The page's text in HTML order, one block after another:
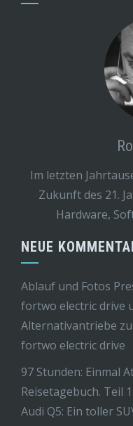
Im letzten
Zukunft des 21.
Hardware,
NEUE
Ablauf und Fotos
fortwo electric drive
Alternativantriebe zu
fortwo electric drive
97 Stunden: Einmal
Reisetagebuch. Teil
Audi Q5: Ein toller